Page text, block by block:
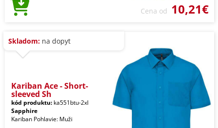
Cena od 10,21€
Skladom: na dopyt
Kariban Ace - Short-
sleeved Sh
kód produktu: ka551btu-2xl
Sapphire
Kariban Pohlavie: Muži